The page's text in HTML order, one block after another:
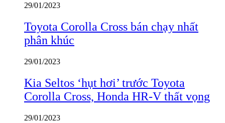
29/01/2023
Toyota Corolla Cross bán chạy nhất
phân khúc
29/01/2023
Kia Seltos ‘hụt hơi’ trước Toyota
Corolla Cross, Honda HR-V thất vọng
29/01/2023